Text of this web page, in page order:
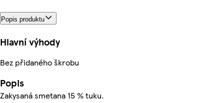
Popis produktu
Hlavní výhody
Bez přidaného škrobu
Popis
Zakysaná smetana 15 % tuku.